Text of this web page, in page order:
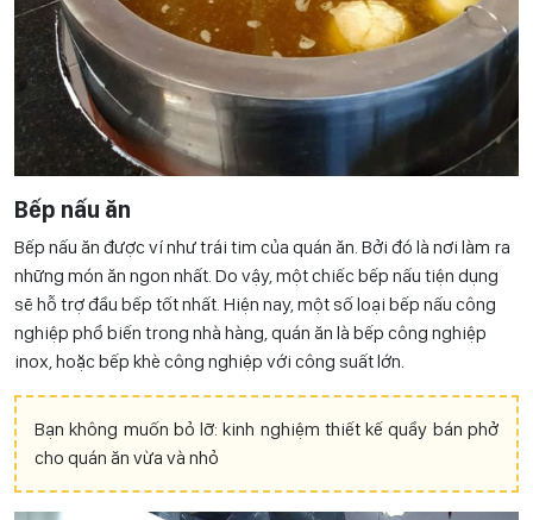
Bếp nấu ăn
Bếp nấu ăn được ví như trái tim của quán ăn. Bởi đó là nơi làm ra
những món ăn ngon nhất. Do vậy, một chiếc bếp nấu tiện dụng
sẽ hỗ trợ đầu bếp tốt nhất. Hiện nay, một số loại bếp nấu công
nghiệp phổ biến trong nhà hàng, quán ăn là bếp công nghiệp
inox, hoặc bếp khè công nghiệp với công suất lớn.
Bạn không muốn bỏ lỡ: kinh nghiệm thiết kế quầy bán phở
cho quán ăn vừa và nhỏ